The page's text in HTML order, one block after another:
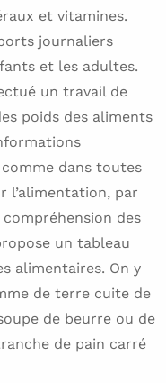
et vitamines.
journaliers
et les adultes.
un travail de
poids des aliments
dans toutes
l’alimentation, par
des
un tableau
alimentaires. On y
de terre cuite de
de beurre ou de
de pain carré